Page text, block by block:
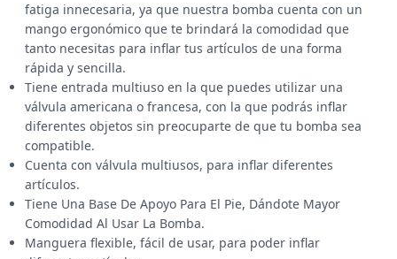
fatiga innecesaria, ya que nuestra bomba cuenta con un
mango ergonómico que te brindará la comodidad que
tanto necesitas para inflar tus artículos de una forma
rápida y sencilla.
Tiene entrada multiuso en la que puedes utilizar una
válvula americana o francesa, con la que podrás inflar
diferentes objetos sin preocuparte de que tu bomba sea
compatible.
Cuenta con válvula multiusos, para inflar diferentes
artículos.
Tiene Una Base De Apoyo Para El Pie, Dándote Mayor
Comodidad Al Usar La Bomba.
Manguera flexible, fácil de usar, para poder inflar